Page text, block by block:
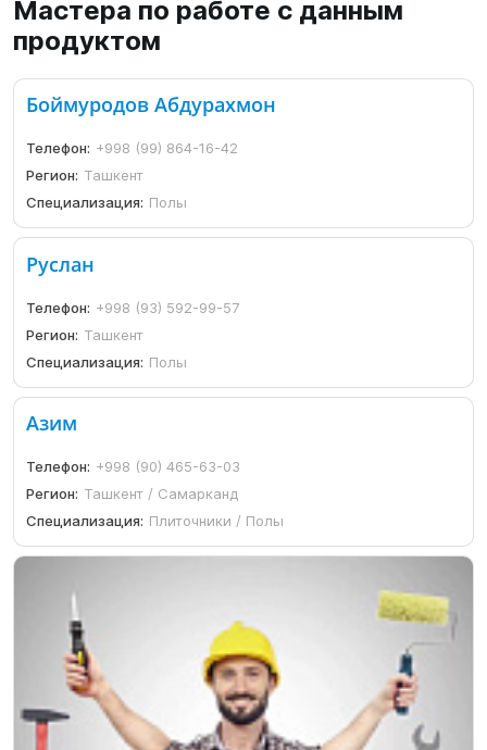
Мастера по работе с данным
продуктом
Боймуродов Абдурахмон
Телефон: +998 (99) 864-16-42
Регион: Ташкент
Специализация: Полы
Руслан
Телефон: +998 (93) 592-99-57
Регион: Ташкент
Специализация: Полы
Азим
Телефон: +998 (90) 465-63-03
Регион: Ташкент / Самарканд
Специализация: Плиточники / Полы